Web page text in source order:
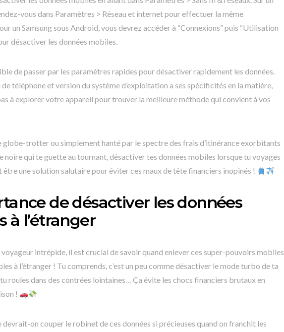
vous dans Paramètres > Réseau et internet pour effectuer la même
un Samsung sous Android, vous devrez accéder à “Connexions” puis “Utilisation
désactiver les données mobiles.
de passer par les paramètres rapides pour désactiver rapidement les données.
téléphone et version du système d’exploitation a ses spécificités en la matière,
à explorer votre appareil pour trouver la meilleure méthode qui convient à vos
globe-trotter ou simplement hanté par le spectre des frais d’itinérance exorbitants
noire qui te guette au tournant, désactiver tes données mobiles lorsque tu voyages
être une solution salutaire pour éviter ces maux de tête financiers inopinés !
de désactiver les données
à l’étranger
intrépide, il est crucial de savoir quand enlever ces super-pouvoirs mobiles
à l’étranger ! Tu comprends, c’est un peu comme désactiver le mode turbo de ta
roules dans des contrées lointaines… Ça évite les chocs financiers brutaux en
!
on couper le robinet de ces données si précieuses quand on franchit les